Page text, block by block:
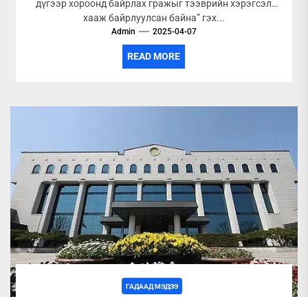
дүгээр хороонд байрлах гражыг тээврийн хэрэгсэл
хааж байрлуулсан байна” гэх...
Admin 2025-04-07
READ MORE
ГАДААД МЭДЭЭ